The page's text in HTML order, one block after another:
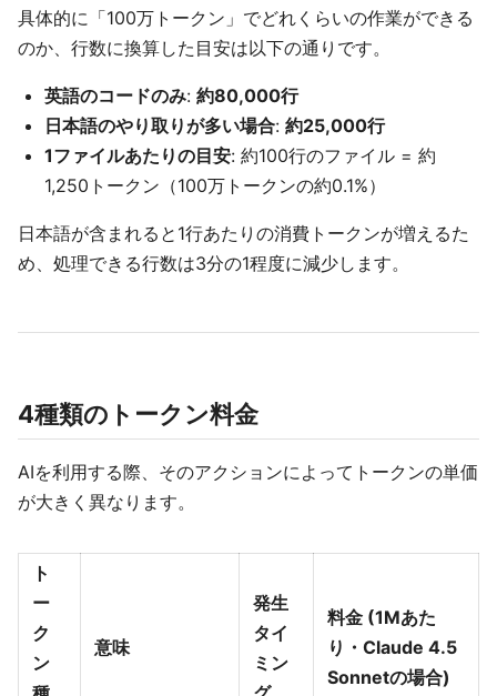
具体的に「100万トークン」でどれくらいの作業ができる
のか、行数に換算した目安は以下の通りです。
英語のコードのみ: 約80,000行
日本語のやり取りが多い場合: 約25,000行
1ファイルあたりの目安: 約100行のファイル = 約
1,250トークン（100万トークンの約0.1%）
日本語が含まれると1行あたりの消費トークンが増えるた
め、処理できる行数は3分の1程度に減少します。
4種類のトークン料金
AIを利用する際、そのアクションによってトークンの単価
が大きく異なります。
ト
ー
ク
ン
意味
発生
タイ
ミン
料金 (1Mあた
り・Claude 4.5
Sonnetの場合)